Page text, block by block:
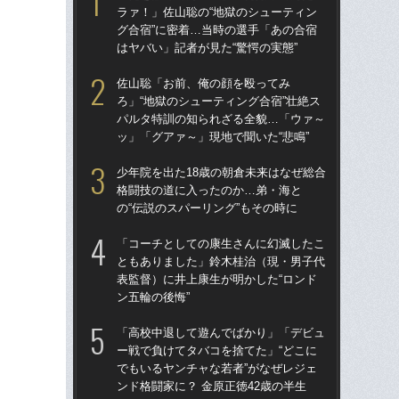
ラァ！」佐山聡の“地獄のシューティン
グ合宿”に密着…当時の選手「あの合宿
はヤバい」記者が見た“驚愕の実態”
佐山聡「お前、俺の顔を殴ってみ
ろ」“地獄のシューティング合宿”壮絶ス
パルタ特訓の知られざる全貌…「ウァ～
ッ」「グアァ～」現地で聞いた“悲鳴”
少年院を出た18歳の朝倉未来はなぜ総合
格闘技の道に入ったのか…弟・海と
の“伝説のスパーリング”もその時に
「コーチとしての康生さんに幻滅したこ
ともありました」鈴木桂治（現・男子代
表監督）に井上康生が明かした“ロンド
ン五輪の後悔”
「高校中退して遊んでばかり」「デビュ
ー戦で負けてタバコを捨てた」“どこに
でもいるヤンチャな若者”がなぜレジェ
ンド格闘家に？ 金原正徳42歳の半生